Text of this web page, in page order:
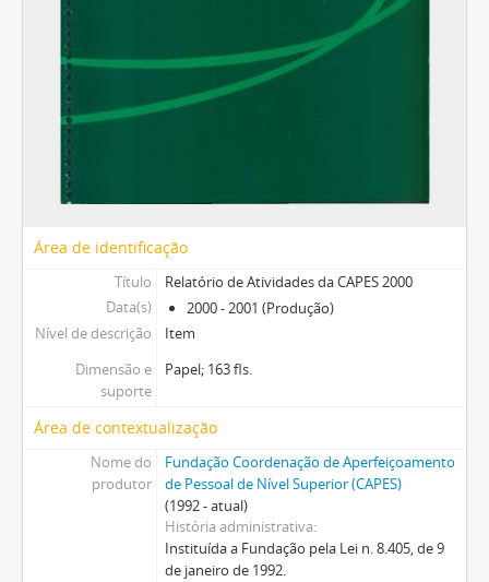
Área de identificação
Título
Relatório de Atividades da CAPES 2000
Data(s)
2000 - 2001 (Produção)
Nível de descrição
Item
Dimensão e
suporte
Papel; 163 fls.
Área de contextualização
Nome do
produtor
Fundação Coordenação de Aperfeiçoamento
de Pessoal de Nível Superior (CAPES)
(1992 - atual)
História administrativa
Instituída a Fundação pela Lei n. 8.405, de 9
de janeiro de 1992.